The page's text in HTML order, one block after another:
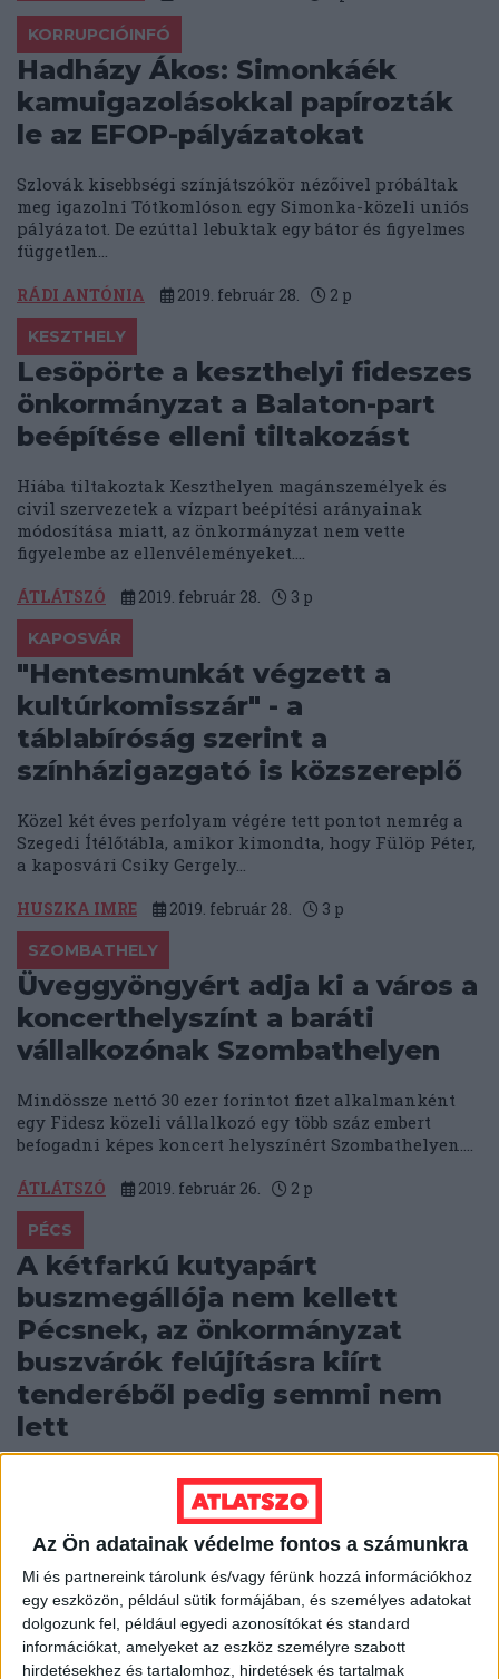
Az Ön adatainak védelme fontos a számunkra
Mi és partnereink tárolunk és/vagy férünk hozzá információkhoz
egy eszközön, például sütik formájában, és személyes adatokat
dolgozunk fel, például egyedi azonosítókat és standard
információkat, amelyeket az eszköz személyre szabott
hirdetésekhez és tartalomhoz, hirdetések és tartalmak
KORRUPCIÓINFÓ
Hadházy Ákos: Simonkáék
kamuigazolásokkal papírozták
le az EFOP-pályázatokat
Szlovák kisebbségi színjátszókör nézőivel próbáltak
meg igazolni Tótkomlóson egy Simonka-közeli uniós
pályázatot. De ezúttal lebuktak egy bátor és figyelmes
független...
RÁDI ANTÓNIA 2019. február 28. 2 p
KESZTHELY
Lesöpörte a keszthelyi fideszes
önkormányzat a Balaton-part
beépítése elleni tiltakozást
Hiába tiltakoztak Keszthelyen magánszemélyek és
civil szervezetek a vízpart beépítési arányainak
módosítása miatt, az önkormányzat nem vette
figyelembe az ellenvéleményeket....
ÁTLÁTSZÓ 2019. február 28. 3 p
KAPOSVÁR
"Hentesmunkát végzett a
kultúrkomisszár" - a
táblabíróság szerint a
színházigazgató is közszereplő
Közel két éves perfolyam végére tett pontot nemrég a
Szegedi Ítélőtábla, amikor kimondta, hogy Fülöp Péter,
a kaposvári Csiky Gergely...
HUSZKA IMRE 2019. február 28. 3 p
SZOMBATHELY
Üveggyöngyért adja ki a város a
koncerthelyszínt a baráti
vállalkozónak Szombathelyen
Mindössze nettó 30 ezer forintot fizet alkalmanként
egy Fidesz közeli vállalkozó egy több száz embert
befogadni képes koncert helyszínért Szombathelyen....
ÁTLÁTSZÓ 2019. február 26. 2 p
PÉCS
A kétfarkú kutyapárt
buszmegállója nem kellett
Pécsnek, az önkormányzat
buszvárók felújításra kiírt
tenderéből pedig semmi nem
lett
Van egy köztudottan nagyon nehéz pénzügyi
helyzetben lévő nagyvárosi önkormányzat, a pécsi,
amelynek nincs forrása a közterületi buszvárók
felújítására. Ugyanakkor...
ÁTLÁTSZÓ 2019. február 25. 5p
DEBRECEN
Indul a BMW-gyár építése; az